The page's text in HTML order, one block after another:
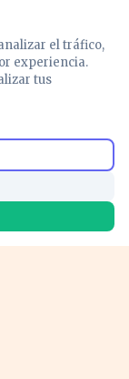
el tráfico,
experiencia.
tus